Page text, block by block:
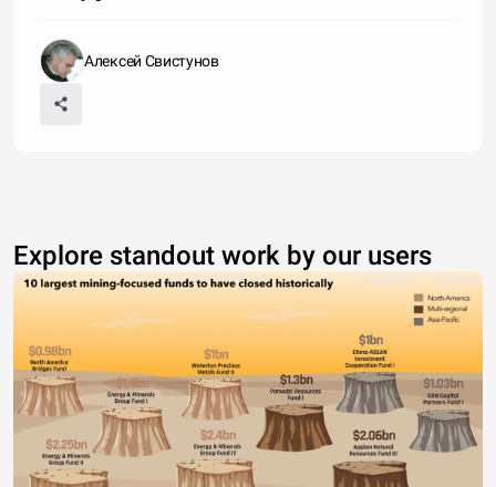
Алексей Свистунов
Explore standout work by our users